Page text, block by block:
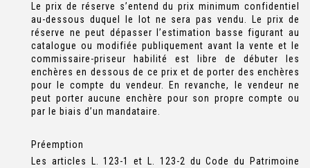
Le prix de réserve s’entend du prix minimum confidentiel
au-dessous duquel le lot ne sera pas vendu. Le prix de
réserve ne peut dépasser l’estimation basse figurant au
catalogue ou modifiée publiquement avant la vente et le
commissaire-priseur habilité est libre de débuter les
enchères en dessous de ce prix et de porter des enchères
pour le compte du vendeur. En revanche, le vendeur ne
peut porter aucune enchère pour son propre compte ou
par le biais d’un mandataire.
Préemption
Les articles L. 123-1 et L. 123-2 du Code du Patrimoine